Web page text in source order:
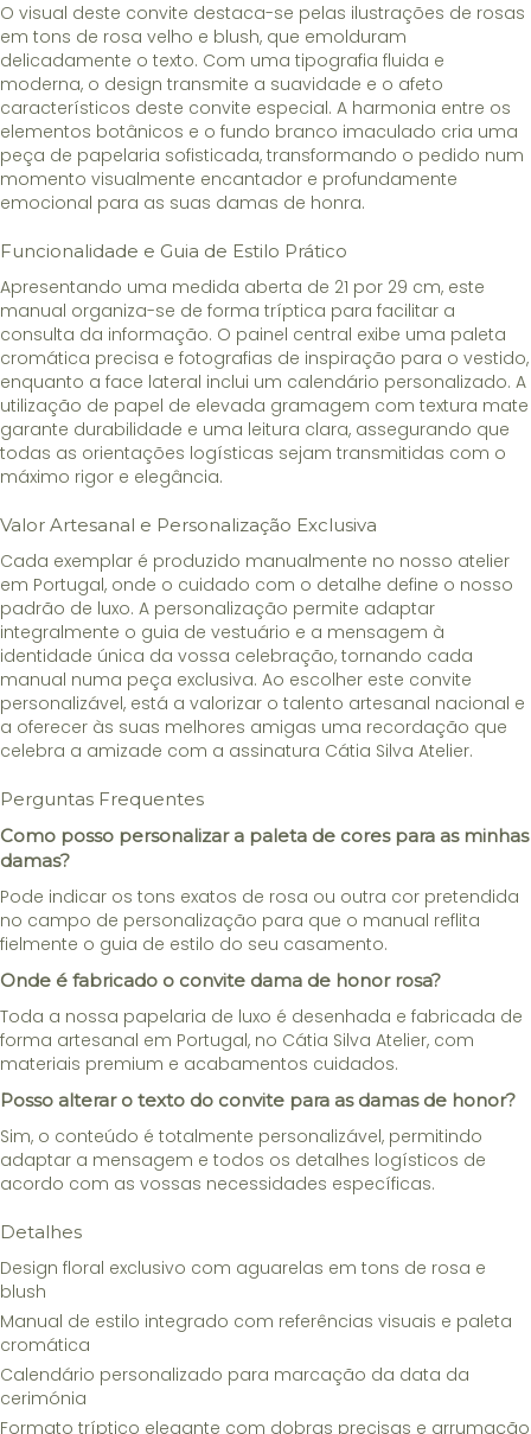
O visual deste convite destaca-se pelas ilustrações de rosas
em tons de rosa velho e blush, que emolduram
delicadamente o texto. Com uma tipografia fluida e
moderna, o design transmite a suavidade e o afeto
característicos deste convite especial. A harmonia entre os
elementos botânicos e o fundo branco imaculado cria uma
peça de papelaria sofisticada, transformando o pedido num
momento visualmente encantador e profundamente
emocional para as suas damas de honra.
Funcionalidade e Guia de Estilo Prático
Apresentando uma medida aberta de 21 por 29 cm, este
manual organiza-se de forma tríptica para facilitar a
consulta da informação. O painel central exibe uma paleta
cromática precisa e fotografias de inspiração para o vestido,
enquanto a face lateral inclui um calendário personalizado. A
utilização de papel de elevada gramagem com textura mate
garante durabilidade e uma leitura clara, assegurando que
todas as orientações logísticas sejam transmitidas com o
máximo rigor e elegância.
Valor Artesanal e Personalização Exclusiva
Cada exemplar é produzido manualmente no nosso atelier
em Portugal, onde o cuidado com o detalhe define o nosso
padrão de luxo. A personalização permite adaptar
integralmente o guia de vestuário e a mensagem à
identidade única da vossa celebração, tornando cada
manual numa peça exclusiva. Ao escolher este convite
personalizável, está a valorizar o talento artesanal nacional e
a oferecer às suas melhores amigas uma recordação que
celebra a amizade com a assinatura Cátia Silva Atelier.
Perguntas Frequentes
Como posso personalizar a paleta de cores para as minhas
damas?
Pode indicar os tons exatos de rosa ou outra cor pretendida
no campo de personalização para que o manual reflita
fielmente o guia de estilo do seu casamento.
Onde é fabricado o convite dama de honor rosa?
Toda a nossa papelaria de luxo é desenhada e fabricada de
forma artesanal em Portugal, no Cátia Silva Atelier, com
materiais premium e acabamentos cuidados.
Posso alterar o texto do convite para as damas de honor?
Sim, o conteúdo é totalmente personalizável, permitindo
adaptar a mensagem e todos os detalhes logísticos de
acordo com as vossas necessidades específicas.
Detalhes
Design floral exclusivo com aguarelas em tons de rosa e
blush
Manual de estilo integrado com referências visuais e paleta
cromática
Calendário personalizado para marcação da data da
cerimónia
Formato tríptico elegante com dobras precisas e arrumação